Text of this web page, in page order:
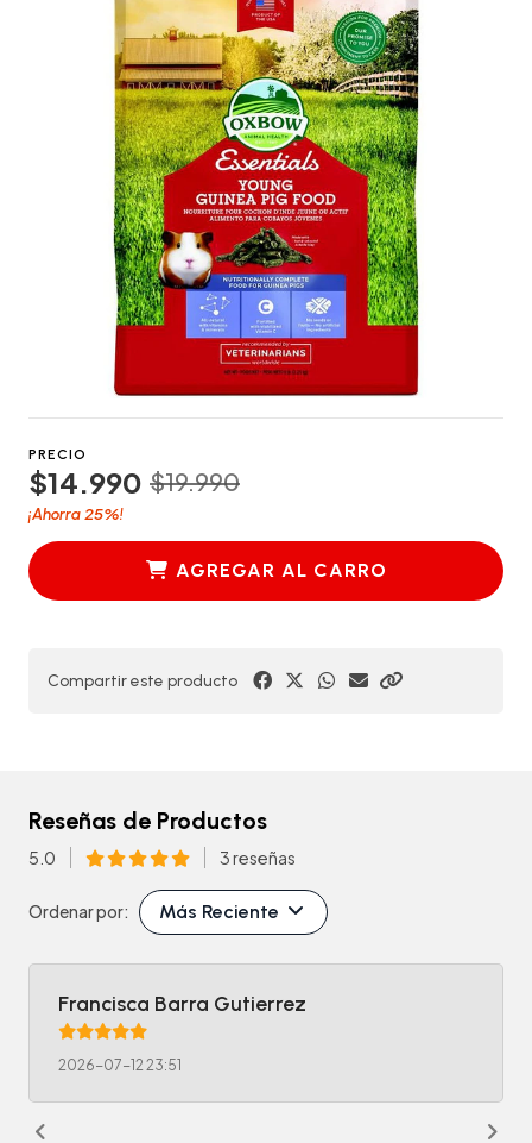
PRECIO
$14.990 $19.990
¡Ahorra 25%!
AGREGAR AL CARRO
Compartir este producto
Reseñas de Productos
5.0 3 reseñas
Ordenar por: Más Reciente
Francisca Barra Gutierrez
2026-07-12 23:51